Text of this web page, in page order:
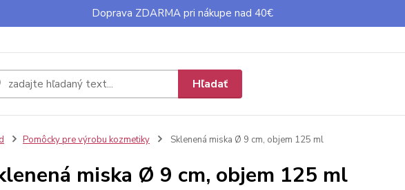
Doprava ZDARMA pri nákupe nad 40€
Hľadať
Pomôcky pre výrobu kozmetiky Sklenená miska Ø 9 cm, objem 125 ml
miska Ø 9 cm, objem 125 ml